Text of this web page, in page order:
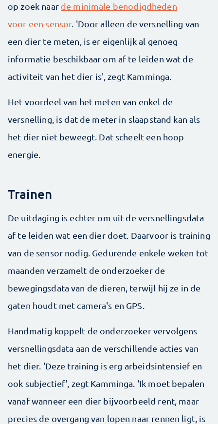
op zoek naar de minimale benodigdheden
voor een sensor. 'Door alleen de versnelling van
een dier te meten, is er eigenlijk al genoeg
informatie beschikbaar om af te leiden wat de
activiteit van het dier is', zegt Kamminga.
Het voordeel van het meten van enkel de
versnelling, is dat de meter in slaapstand kan als
het dier niet beweegt. Dat scheelt een hoop
energie.
Trainen
De uitdaging is echter om uit de versnellingsdata
af te leiden wat een dier doet. Daarvoor is training
van de sensor nodig. Gedurende enkele weken tot
maanden verzamelt de onderzoeker de
bewegingsdata van de dieren, terwijl hij ze in de
gaten houdt met camera's en GPS.
Handmatig koppelt de onderzoeker vervolgens
versnellingsdata aan de verschillende acties van
het dier. 'Deze training is erg arbeidsintensief en
ook subjectief', zegt Kamminga. 'Ik moet bepalen
vanaf wanneer een dier bijvoorbeeld rent, maar
precies de overgang van lopen naar rennen ligt, is